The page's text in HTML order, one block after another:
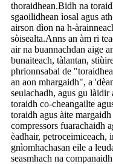
thoraidhean.Bidh na
sgaoilidhean ìosal agus
airson dìon na h-
sòisealta.Anns an àm ri
air na buannachdan aige
bunaiteach, tàlantan,
phrionnsabal de
an aon mhargaidh", a
seulachadh, agus gu làidir
toraidh co-cheangailte
toraidh agus àite
compressors fuarachaidh
èadhair, petroceimiceach,
gnìomhachasan eile a
seasmhach na